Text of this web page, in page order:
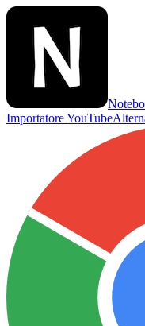
Importatore YouTube